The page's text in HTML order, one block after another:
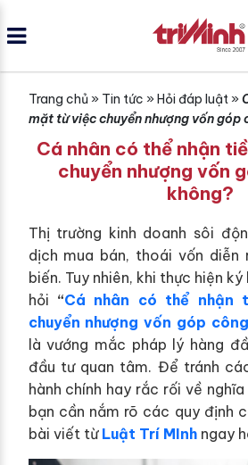
Trang chủ» Tin tức » Hỏi đáp luật»
mặt từ việc chuyển nhượng vốn góp
Cá nhân có thể nhận
chuyển nhượng vốn
không?
Thị trường kinh doanh sôi
dịch mua bán, thoái vốn diễn
biến. Tuy nhiên, khi thực hiện
hỏi “Cá nhân có thể nhận
chuyển nhượng vốn góp
là vướng mắc pháp lý hàng
đầu tư quan tâm. Để tránh
hành chính hay rắc rối về
bạn cần nắm rõ các quy định
bài viết từLuật Trí MInhngay